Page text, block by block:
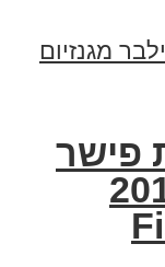
פישר
2016